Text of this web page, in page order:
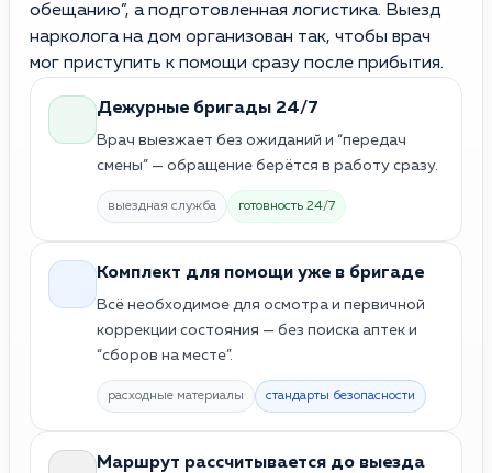
обещанию”, а подготовленная логистика. Выезд
нарколога на дом организован так, чтобы врач
мог приступить к помощи сразу после прибытия.
Дежурные бригады 24/7
Врач выезжает без ожиданий и “передач
смены” — обращение берётся в работу сразу.
выездная служба готовность 24/7
Комплект для помощи уже в бригаде
Всё необходимое для осмотра и первичной
коррекции состояния — без поиска аптек и
“сборов на месте”.
расходные материалы стандарты безопасности
Маршрут рассчитывается до выезда